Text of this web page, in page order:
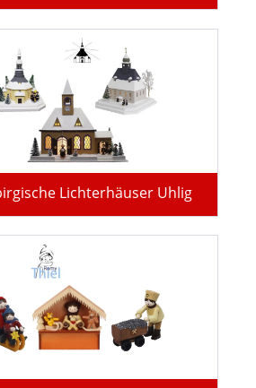
Lichterhäuser Uhlig